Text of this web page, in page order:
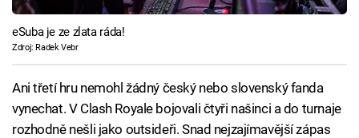
eSuba je ze zlata ráda!
Zdroj: Radek Vebr
Ani třetí hru nemohl žádný český nebo slovenský fanda
vynechat. V Clash Royale bojovali čtyři našinci a do turnaje
rozhodně nešli jako outsideři. Snad nejzajímavější zápas